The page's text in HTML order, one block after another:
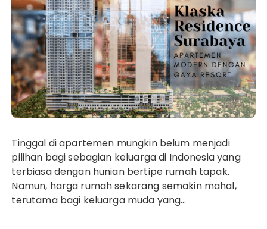
Tinggal di apartemen mungkin belum menjadi
pilihan bagi sebagian keluarga di Indonesia yang
terbiasa dengan hunian bertipe rumah tapak.
Namun, harga rumah sekarang semakin mahal,
terutama bagi keluarga muda yang…